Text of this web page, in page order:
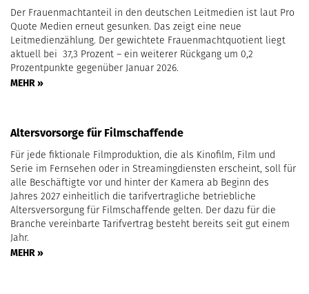
Der Frauenmachtanteil in den deutschen Leitmedien ist laut Pro
Quote Medien erneut gesunken. Das zeigt eine neue
Leitmedienzählung. Der gewichtete Frauenmachtquotient liegt
aktuell bei 37,3 Prozent – ein weiterer Rückgang um 0,2
Prozentpunkte gegenüber Januar 2026.
MEHR »
Altersvorsorge für Filmschaffende
Für jede fiktionale Filmproduktion, die als Kinofilm, Film und
Serie im Fernsehen oder in Streamingdiensten erscheint, soll für
alle Beschäftigte vor und hinter der Kamera ab Beginn des
Jahres 2027 einheitlich die tarifvertragliche betriebliche
Altersversorgung für Filmschaffende gelten. Der dazu für die
Branche vereinbarte Tarifvertrag besteht bereits seit gut einem
Jahr.
MEHR »